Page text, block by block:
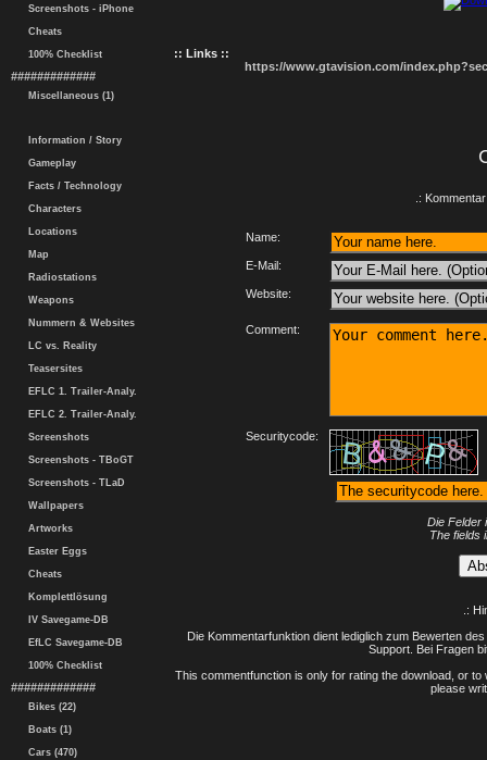
Screenshots - iPhone
Cheats
100% Checklist
#############
Miscellaneous (1)
Information / Story
Gameplay
Facts / Technology
Characters
Locations
Map
Radiostations
Weapons
Nummern & Websites
LC vs. Reality
Teasersites
EFLC 1. Trailer-Analy.
EFLC 2. Trailer-Analy.
Screenshots
Screenshots - TBoGT
Screenshots - TLaD
Wallpapers
Artworks
Easter Eggs
Cheats
Komplettlösung
IV Savegame-DB
EfLC Savegame-DB
100% Checklist
#############
Bikes (22)
Boats (1)
Cars (470)
:: Links ::
https://www.gtavision.com/
.:
Name:
E-Mail:
Website:
Comment:
Securitycode:
Die Felder
The fields
.:
Die Kommentarfunktion dient lediglich zum Bewerten
Support. Bei Fragen
This commentfunction is only for rating the download, or
please